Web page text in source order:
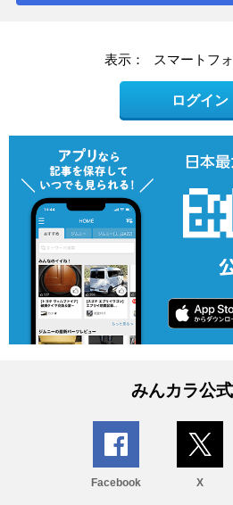
表示： スマートフ
ログイン
みんカラ公
Facebook X